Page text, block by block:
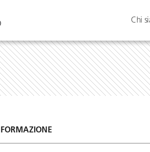
Chi
FORMAZIONE